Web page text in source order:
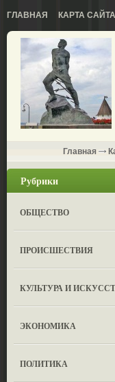
ГЛАВНАЯ КАРТА САЙТА
Главная
Рубрики
ОБЩЕСТВО
ПРОИСШЕСТВИЯ
КУЛЬТУРА И
ЭКОНОМИКА
ПОЛИТИКА